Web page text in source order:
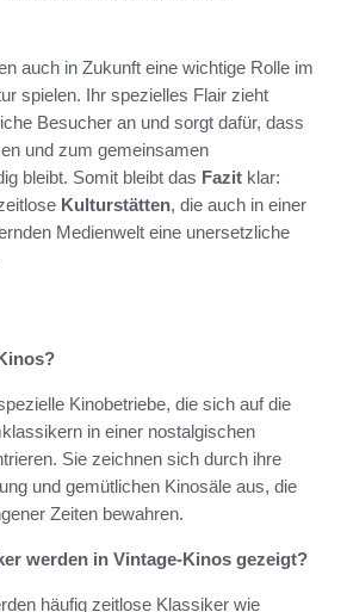
auch in Zukunft eine wichtige Rolle im
spielen. Ihr spezielles Flair zieht
Besucher an und sorgt dafür, dass
und zum gemeinsamen
bleibt. Somit bleibt das Fazit klar:
Kulturstätten, die auch in einer
Medienwelt eine unersetzliche
Kinobetriebe, die sich auf die
in einer nostalgischen
Sie zeichnen sich durch ihre
und gemütlichen Kinosäle aus, die
Zeiten bewahren.
werden in Vintage-Kinos gezeigt?
häufig zeitlose Klassiker wie